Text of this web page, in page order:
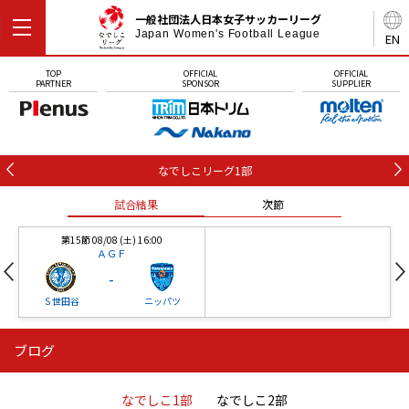
EN
一般社団法人日本女子サッカーリーグ
Japan Women's Football League
TOP
PARTNER
OFFICIAL
SPONSOR
OFFICIAL
SUPPLIER
なでしこリーグ1部
試合結果 次節
第15節 08/08 (土) 16:00
ＡＧＦ
Ｓ世田谷
-
ニッパツ
ニッパツ 石人の星
ブログ
なでしこ1部 なでしこ2部